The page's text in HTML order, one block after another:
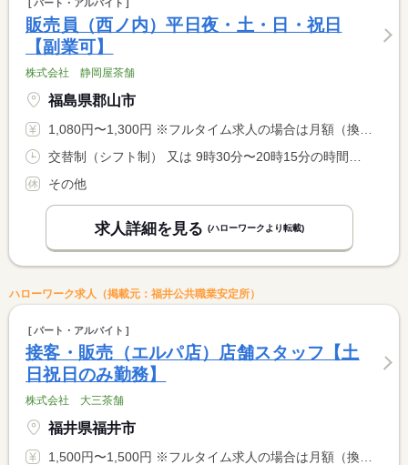
パート・アルバイト
販売員（西ノ内）平日夜・土・日・祝日
【副業可】
株式会社 静岡屋茶舗
福島県郡山市
1,080円〜1,300円 ※フルタイム求人の場合は月額（換算額）、パート求人の場合は時間額を表示しています。
その他
求人詳細を見る (ハローワークより転載)
ハローワーク求人（掲載元：福井公共職業安定所）
パート・アルバイト
接客・販売（エルパ店）店舗スタッフ【土
日祝日のみ勤務】
株式会社 大三茶舗
福井県福井市
1,500円〜1,500円 ※フルタイム求人の場合は月額（換算額）、パート求人の場合は時間額を表示しています。